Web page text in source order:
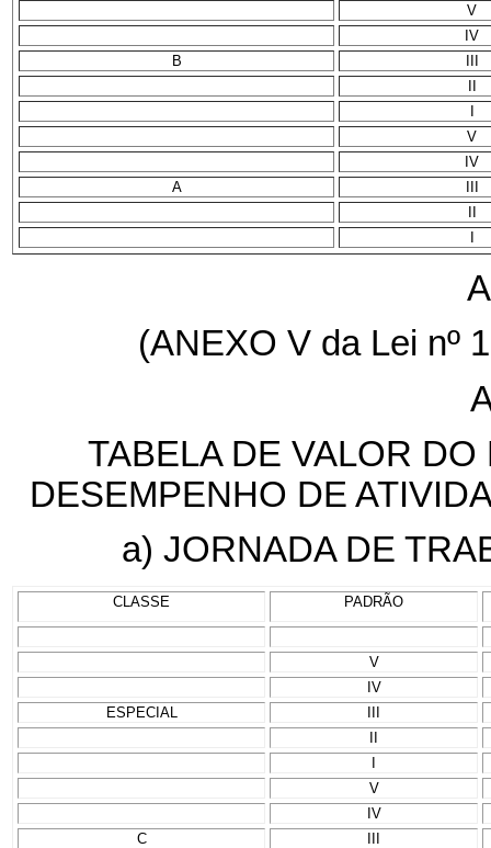
V
IV
B
III
II
I
V
IV
A
III
II
I
(ANEXO V da Lei nº
TABELA DE VALOR
DESEMPENHO DE
a) JORNADA DE
CLASSE PADRÃO
V
IV
ESPECIAL
III
II
I
V
IV
C
III